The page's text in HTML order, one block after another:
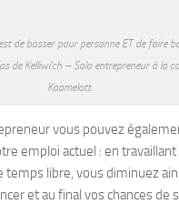
de bosser pour personne ET de faire
de Kelliwi’ch – Solo entrepreneur à la
Kaamelott.
vous pouvez
emploi actuel : en
libre, vous diminuez
et au final vos chances de